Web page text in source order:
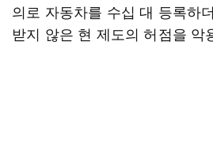
의로 자동차를 수십 대 등록하
받지 않은 현 제도의 허점을 악